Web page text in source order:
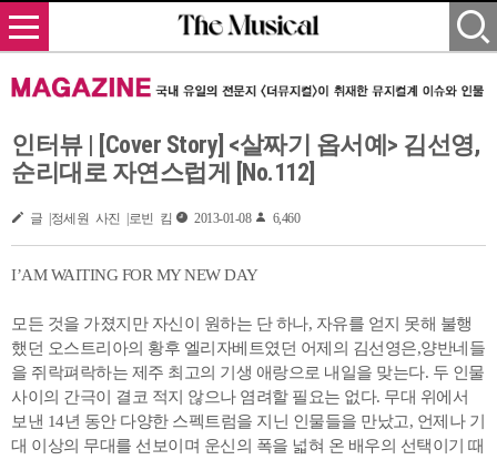
인터뷰 | [Cover Story] <살짜기 옵서예> 김선영,
순리대로 자연스럽게 [No.112]
글 |정세원 사진 |로빈 킴 2013-01-08 6,460
I’AM WAITING FOR MY NEW DAY
모든 것을 가졌지만 자신이 원하는 단 하나, 자유를 얻지 못해 불행
했던 오스트리아의 황후 엘리자베트였던 어제의 김선영은,양반네들
을 쥐락펴락하는 제주 최고의 기생 애랑으로 내일을 맞는다. 두 인물
사이의 간극이 결코 적지 않으나 염려할 필요는 없다. 무대 위에서
보낸 14년 동안 다양한 스펙트럼을 지닌 인물들을 만났고, 언제나 기
대 이상의 무대를 선보이며 운신의 폭을 넓혀 온 배우의 선택이기 때